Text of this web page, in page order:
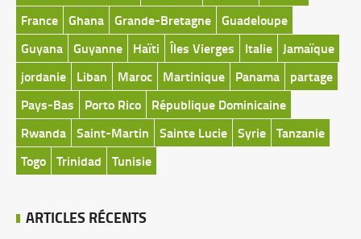
France Ghana Grande-Bretagne Guadeloupe
Guyana Guyanne Haïti Îles Vierges Italie Jamaïque
jordanie
Liban Maroc Martinique Panama
partage
Pays-Bas
Porto Rico
République Dominicaine
Rwanda Saint-Martin Sainte Lucie Syrie Tanzanie
Togo Trinidad Tunisie
ARTICLES RÉCENTS